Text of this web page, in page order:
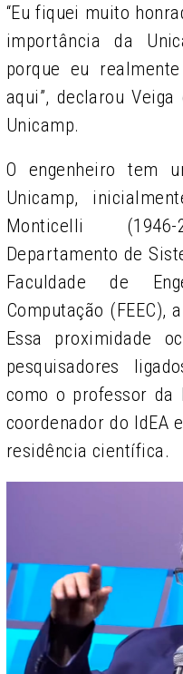
“Eu fiquei muito
importância da
porque eu
aqui”, declarou
Unicamp.
O engenheiro tem
Unicamp,
Monticelli
Departamento de
Faculdade de
Computação (FEEC),
Essa proximidade
pesquisadores
como o professor da
coordenador do IdEA
residência científica.